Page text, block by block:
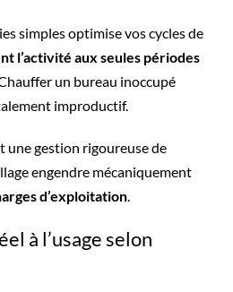
simples optimise vos cycles de
l’activité aux seules périodes
un bureau inoccupé
improductif.
une gestion rigoureuse de
engendre mécaniquement
d’exploitation.
à l’usage selon